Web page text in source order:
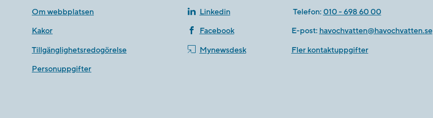
Om webbplatsen
Kakor
Tillgänglighetsredogörelse
Personuppgifter
Linkedin
Facebook
Mynewsdesk
Telefon: 010 - 698 60 00
E-post: havochvatten@havochvatten.se
Fler kontaktuppgifter